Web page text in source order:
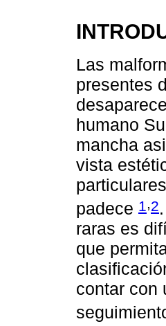
Las
presentes
humano
mancha
vista
padece 1,2
raras es
que
contar con